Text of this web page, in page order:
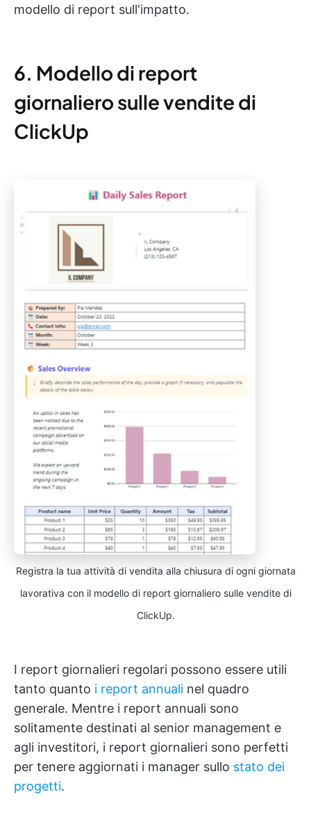
modello di report sull'impatto.
6. Modello di report
giornaliero sulle vendite di
ClickUp
Registra la tua attività di vendita alla chiusura di ogni giornata
lavorativa con il modello di report giornaliero sulle vendite di
ClickUp.
I report giornalieri regolari possono essere utili
tanto quanto i report annuali nel quadro
generale. Mentre i report annuali sono
solitamente destinati al senior management e
agli investitori, i report giornalieri sono perfetti
per tenere aggiornati i manager sullo stato dei
progetti.